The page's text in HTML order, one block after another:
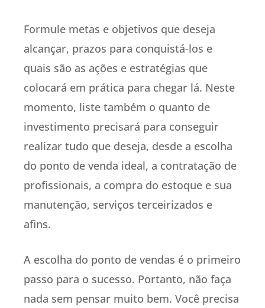
Formule metas e objetivos que deseja
alcançar, prazos para conquistá-los e
quais são as ações e estratégias que
colocará em prática para chegar lá. Neste
momento, liste também o quanto de
investimento precisará para conseguir
realizar tudo que deseja, desde a escolha
do ponto de venda ideal, a contratação de
profissionais, a compra do estoque e sua
manutenção, serviços terceirizados e
afins.
A escolha do ponto de vendas é o primeiro
passo para o sucesso. Portanto, não faça
nada sem pensar muito bem. Você precisa